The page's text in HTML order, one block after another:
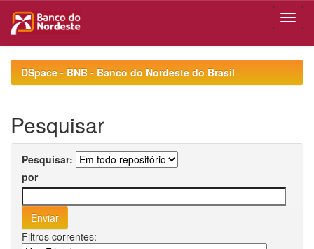
navigationDSpace - BNB - Banco do Nordeste do Brasil
Pesquisar
Pesquisar:
por
Filtros correntes: